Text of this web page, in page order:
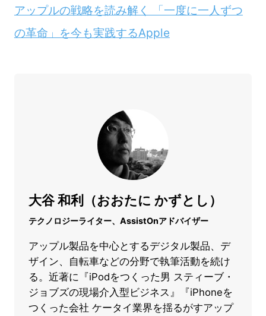
アップルの戦略を読み解く 「一度に一人ずつ
の革命」を今も実践するApple
大谷 和利（おおたに かずとし）
テクノロジーライター、AssistOnアドバイザー
アップル製品を中心とするデジタル製品、デ
ザイン、自転車などの分野で執筆活動を続け
る。近著に『iPodをつくった男 スティーブ・
ジョブズの現場介入型ビジネス』『iPhoneを
つくった会社 ケータイ業界を揺るがすアップ